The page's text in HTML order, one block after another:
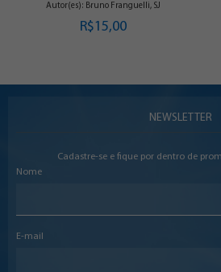
Autor(es): Bruno Franguelli, SJ
R$15,00
NEWSLETTER
Cadastre-se e fique por dentro de
Nome
E-mail